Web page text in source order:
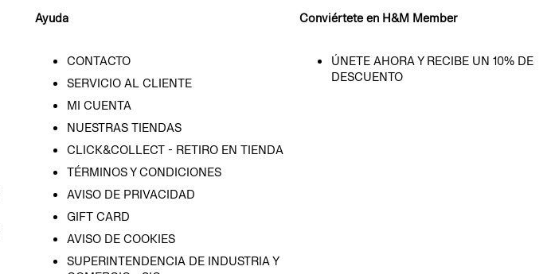
Ayuda
CONTACTO
SERVICIO AL CLIENTE
MI CUENTA
NUESTRAS TIENDAS
CLICK&COLLECT - RETIRO EN TIENDA
TÉRMINOS Y CONDICIONES
AVISO DE PRIVACIDAD
GIFT CARD
AVISO DE COOKIES
SUPERINTENDENCIA DE INDUSTRIA Y
Conviértete en H&M Member
ÚNETE AHORA Y RECIBE UN 10% DE
DESCUENTO